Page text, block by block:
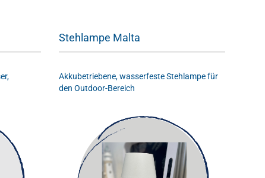
Stehlampe Malta
Akkubetriebene, wasserfeste Stehlampe für
den Outdoor-Bereich